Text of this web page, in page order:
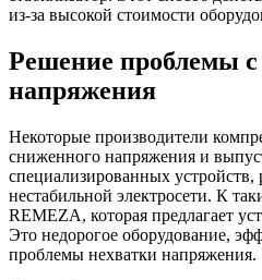
из-за высокой стоимости
Решение проблемы с
напряжения
Некоторые производители
сниженного напряжения и
специализированных
нестабильной электросети. К
REMEZA, которая предлагает
Это недорогое оборудование,
проблемы нехватки напряжения.